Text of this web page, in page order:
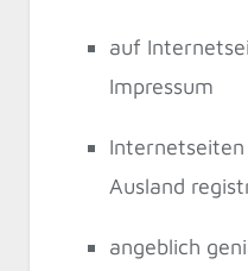
auf
Impressum
Ausland
angeblich